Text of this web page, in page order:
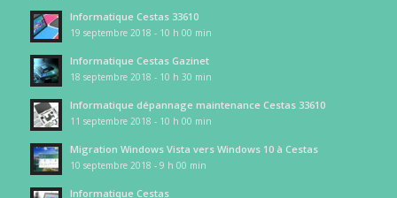
Informatique Cestas 33610
19 septembre 2018 - 10 h 00 min
Informatique Cestas Gazinet
18 septembre 2018 - 10 h 30 min
Informatique dépannage maintenance Cestas 33610
11 septembre 2018 - 10 h 00 min
Migration Windows Vista vers Windows 10 à Cestas
10 septembre 2018 - 9 h 00 min
Informatique Cestas